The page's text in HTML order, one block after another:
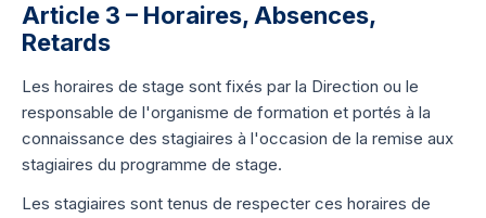
Article 3 – Horaires, Absences,
Retards
Les horaires de stage sont fixés par la Direction ou le
responsable de l'organisme de formation et portés à la
connaissance des stagiaires à l'occasion de la remise aux
stagiaires du programme de stage.
Les stagiaires sont tenus de respecter ces horaires de